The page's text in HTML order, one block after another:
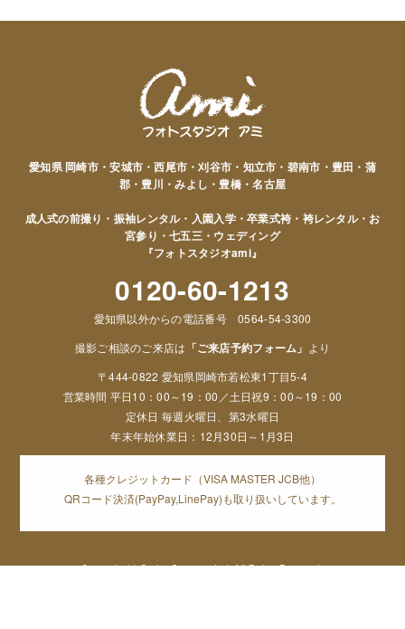
愛知県 岡崎市・安城市・西尾市・刈谷市・知立市・碧南市・豊田・蒲
郡・豊川・みよし・豊橋・名古屋
成人式の前撮り・振袖レンタル・入園入学・卒業式袴・袴レンタル・お
宮参り・七五三・ウェディング
『フォトスタジオami』
0120-60-1213
愛知県以外からの電話番号 0564-54-3300
撮影ご相談のご来店は 「ご来店予約フォーム」 より
〒444-0822 愛知県岡崎市若松東1丁目5-4
営業時間 平日10：00～19：00／土日祝9：00～19：00
定休日 毎週火曜日、第3水曜日
年末年始休業日：12月30日～1月3日
各種クレジットカード（VISA MASTER JCB他）
QRコード決済(PayPay,LinePay)も取り扱いしています。
Copyright (c) Orphe Group.co,Ltd. All Rights Reserved,